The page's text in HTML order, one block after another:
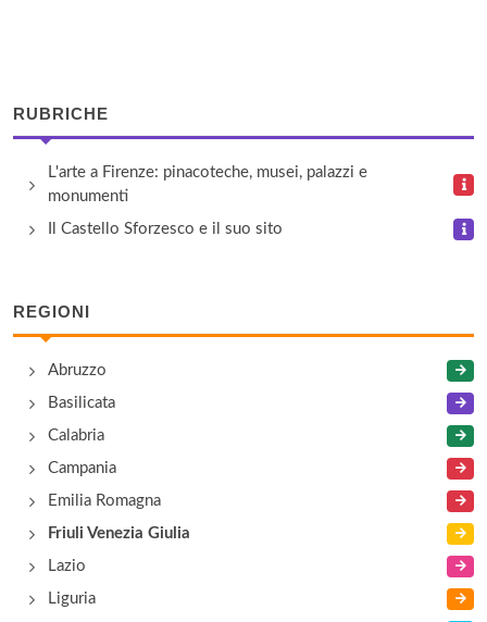
Museo Etnografico del Friuli
via Grazzano 1, Udine
RUBRICHE
L'arte a Firenze: pinacoteche, musei, palazzi e
monumenti
Il Castello Sforzesco e il suo sito
REGIONI
Abruzzo
Basilicata
Calabria
Campania
Emilia Romagna
Friuli Venezia Giulia
Lazio
Liguria